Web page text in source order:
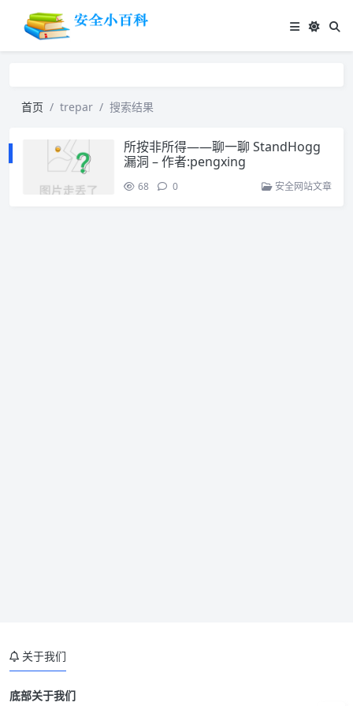
首页 trepar 搜索结果
所按非所得——聊一聊 StandHogg
漏洞 – 作者:pengxing
68 0 安全网站文章
关于我们
底部关于我们